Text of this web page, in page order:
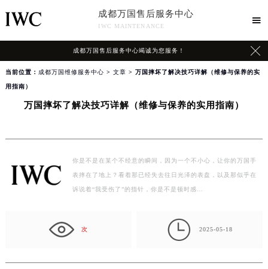
成都万国售后服务中心
IWC MAINTENANCE

成都万国售后服务中心竭诚为您服务！ 
当前位置： 成都万国维修服务中心 > 文章 > 万国摔坏了解决技巧详解（维修与保养的实
用指南）
万国摔坏了解决技巧详解（维修与保养的实用指南）
你是不是在某个不经意的瞬间，因为一个不小心，让你的万国手
表摔在了地上？看着那已经失去往日光泽的表盘，以及那似乎在
诉说着“我受伤了”的指针，你是不是顿时感…
次  2025-05-18